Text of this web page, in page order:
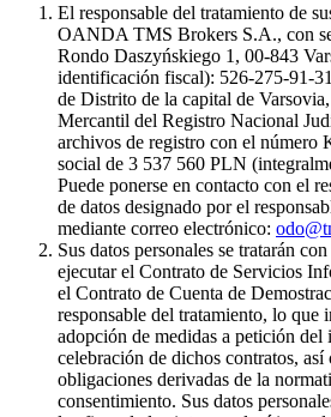
El responsable del tratamiento de
OANDA TMS Brokers S.A., con
Rondo Daszyńskiego 1, 00-843
identificación fiscal): 526-275-91-
de Distrito de la capital de
Mercantil del Registro Nacional
archivos de registro con el número
social de 3 537 560 PLN
Puede ponerse en contacto con el
de datos designado por el
mediante correo electrónico:
Sus datos personales se tratarán
ejecutar el Contrato de Servicios
el Contrato de Cuenta de
responsable del tratamiento, lo que
adopción de medidas a petición del
celebración de dichos contratos,
obligaciones derivadas de la
consentimiento. Sus datos